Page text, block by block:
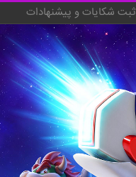
ثبت شکایات و پیشنهادات